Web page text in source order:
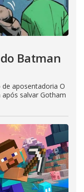
Batman
aposentadoria O
salvar Gotham